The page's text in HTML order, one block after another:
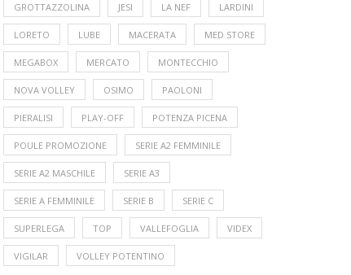
GROTTAZZOLINA JESI LA NEF LARDINI
LORETO LUBE MACERATA MED STORE
MEGABOX MERCATO MONTECCHIO
NOVA VOLLEY OSIMO PAOLONI
PIERALISI PLAY-OFF POTENZA PICENA
POULE PROMOZIONE SERIE A2 FEMMINILE
SERIE A2 MASCHILE SERIE A3
SERIE A FEMMINILE SERIE B SERIE C
SUPERLEGA TOP VALLEFOGLIA VIDEX
VIGILAR VOLLEY POTENTINO